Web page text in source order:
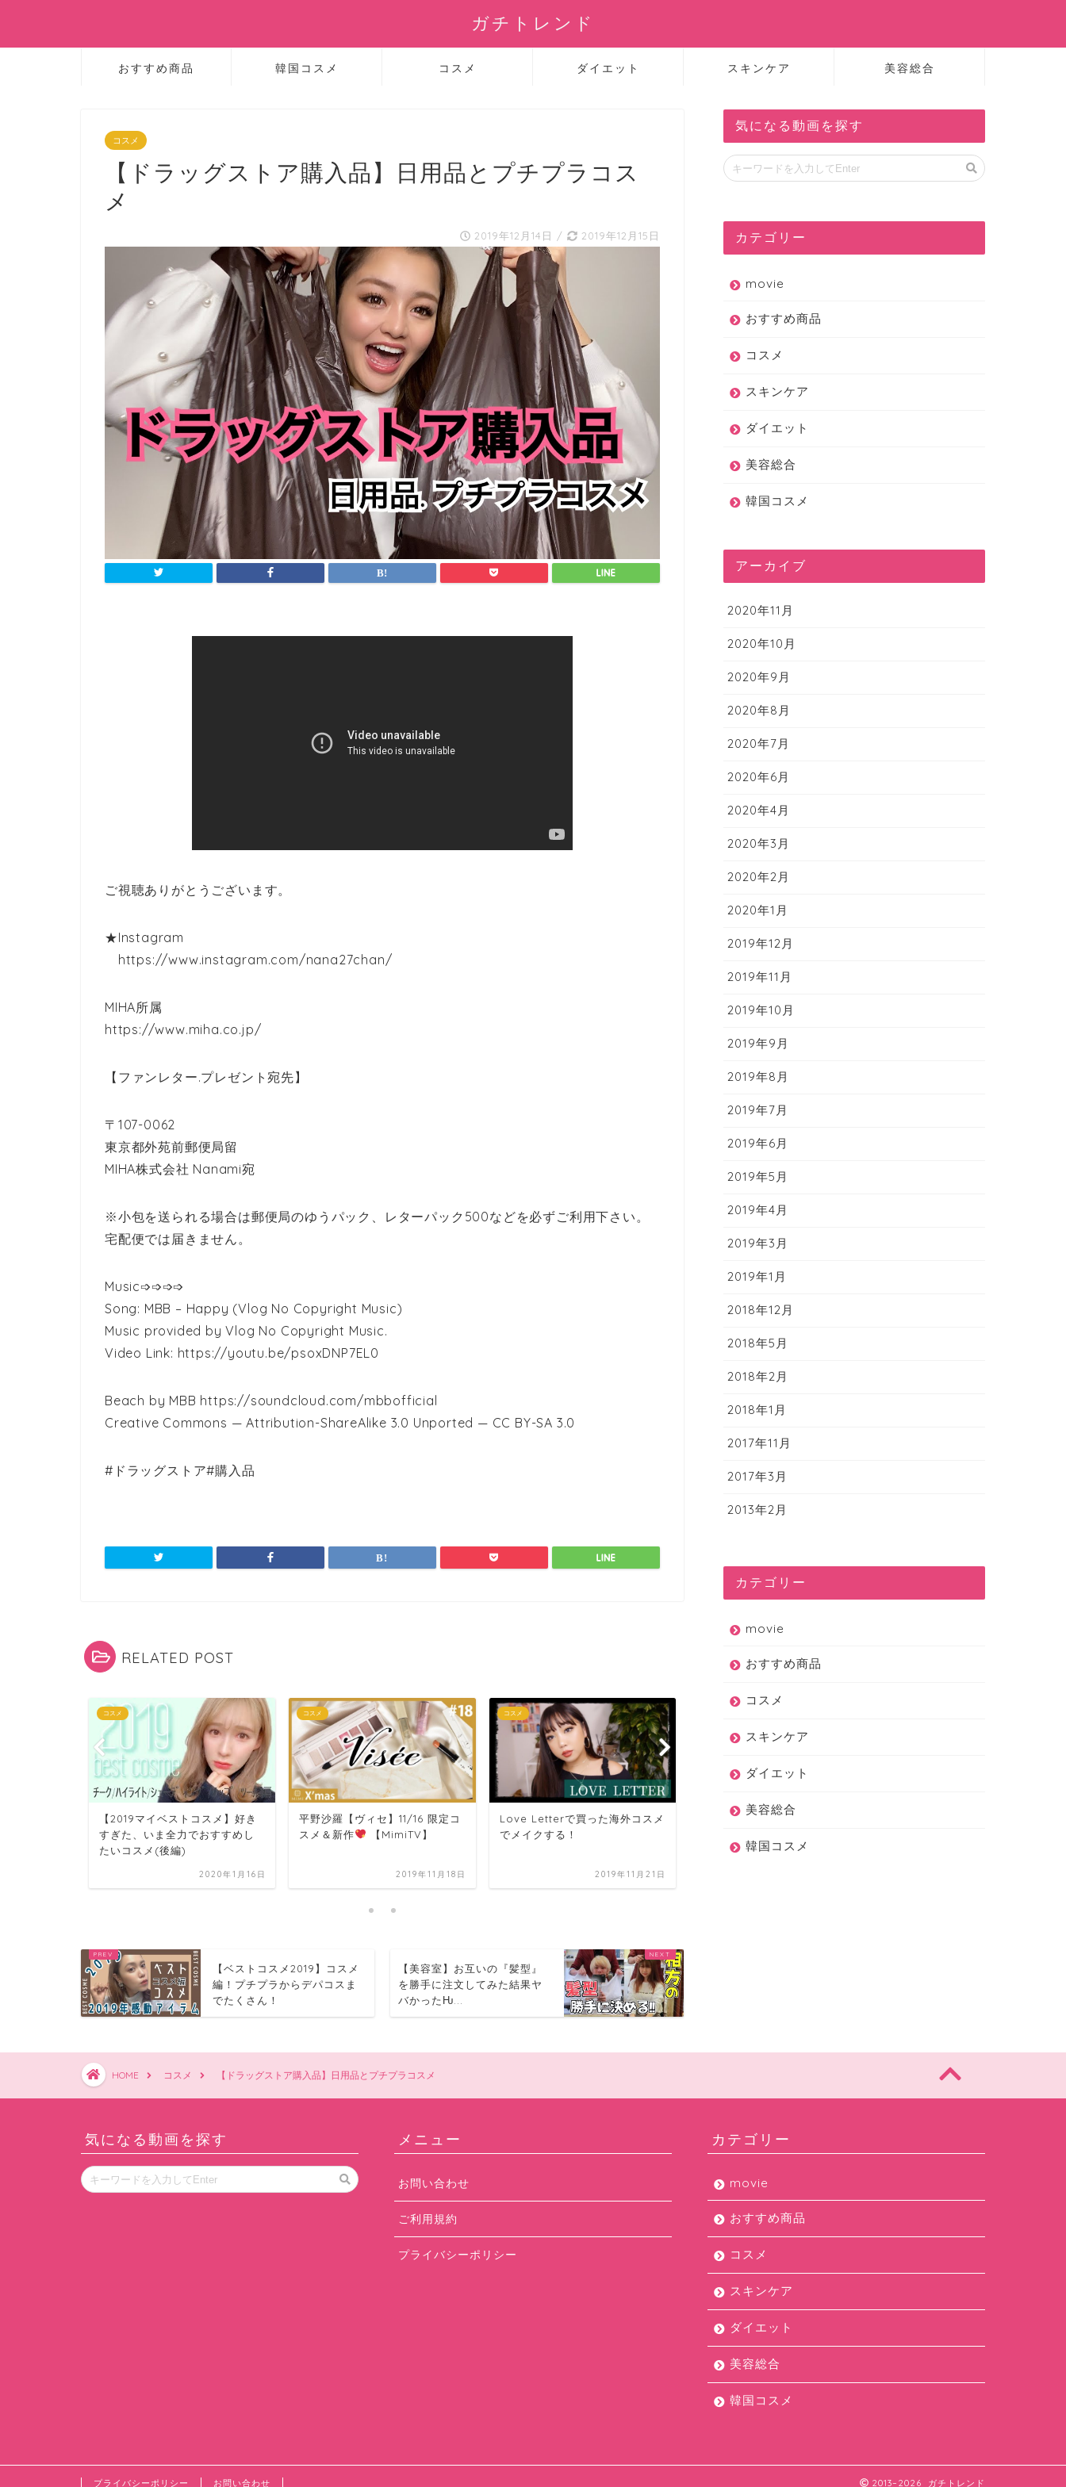
ガチトレンド
おすすめ商品 韓国コスメ コスメ ダイエット スキンケア 美容総合
コスメ
【ドラッグストア購入品】日用品とプチプラコス
メ
2019年12月14日 / 2019年12月15日
ご視聴ありがとうございます。
★Instagram
https://www.instagram.com/nana27chan/
MIHA所属
https://www.miha.co.jp/
【ファンレター.プレゼント宛先】
〒‎107-0062
東京都外苑前郵便局留
MIHA株式会社 Nanami宛
※小包を送られる場合は郵便局のゆうパック、レターパック500などを必ずご利用下さい。
宅配便では届きません。
Music➩➩➩➩
Song: MBB – Happy (Vlog No Copyright Music)
Music provided by Vlog No Copyright Music.
Video Link: https://youtu.be/psoxDNP7EL0
Beach by MBB https://soundcloud.com/mbbofficial
Creative Commons — Attribution-ShareAlike 3.0 Unported — CC BY-SA 3.0
#ドラッグストア#購入品
RELATED POST
コスメ
【2019マイベストコスメ】好き
すぎた、いま全力でおすすめし
たいコスメ(後編)
2020年1月16日
コスメ
平野沙羅【ヴィセ】11/16 限定コ
スメ＆新作
【MimiTV】
2019年11月18日
コスメ
Love Letterで買った海外コスメ
でメイクする！
2019年11月21日
【2019マイベストコスメ】好き
たいコスメ(後編)
【ベストコスメ2019】コスメ
編！プチプラからデパコスま
でたくさん！
【美容室】お互いの『髪型』
を勝手に注文してみた結果ヤ
バかったǶ...
気になる動画を探す
カテゴリー
movie
おすすめ商品
コスメ
スキンケア
ダイエット
美容総合
韓国コスメ
アーカイブ
2020年11月
2020年10月
2020年9月
2020年8月
2020年7月
2020年6月
2020年4月
2020年3月
2020年2月
2020年1月
2019年12月
2019年11月
2019年10月
2019年9月
2019年8月
2019年7月
2019年6月
2019年5月
2019年4月
2019年3月
2019年1月
2018年12月
2018年5月
2018年2月
2018年1月
2017年11月
2017年3月
2013年2月
カテゴリー
movie
おすすめ商品
コスメ
スキンケア
ダイエット
美容総合
韓国コスメ
HOME コスメ 【ドラッグストア購入品】日用品とプチプラコスメ
気になる動画を探す メニュー
お問い合わせ
ご利用規約
プライバシーポリシー
カテゴリー
movie
おすすめ商品
コスメ
スキンケア
ダイエット
美容総合
韓国コスメ
プライバシーポリシー お問い合わせ 2013–2026 ガチトレンド